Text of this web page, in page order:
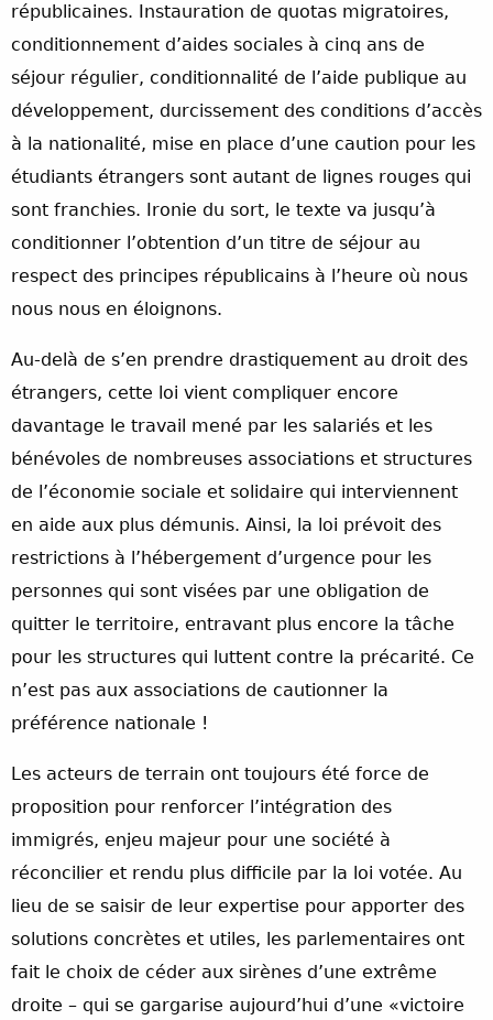
républicaines. Instauration de quotas migratoires,
conditionnement d’aides sociales à cinq ans de
séjour régulier, conditionnalité de l’aide publique au
développement, durcissement des conditions d’accès
à la nationalité, mise en place d’une caution pour les
étudiants étrangers sont autant de lignes rouges qui
sont franchies. Ironie du sort, le texte va jusqu’à
conditionner l’obtention d’un titre de séjour au
respect des principes républicains à l’heure où nous
nous nous en éloignons.
Au-delà de s’en prendre drastiquement au droit des
étrangers, cette loi vient compliquer encore
davantage le travail mené par les salariés et les
bénévoles de nombreuses associations et structures
de l’économie sociale et solidaire qui interviennent
en aide aux plus démunis. Ainsi, la loi prévoit des
restrictions à l’hébergement d’urgence pour les
personnes qui sont visées par une obligation de
quitter le territoire, entravant plus encore la tâche
pour les structures qui luttent contre la précarité. Ce
n’est pas aux associations de cautionner la
préférence nationale !
Les acteurs de terrain ont toujours été force de
proposition pour renforcer l’intégration des
immigrés, enjeu majeur pour une société à
réconcilier et rendu plus difficile par la loi votée. Au
lieu de se saisir de leur expertise pour apporter des
solutions concrètes et utiles, les parlementaires ont
fait le choix de céder aux sirènes d’une extrême
droite – qui se gargarise aujourd’hui d’une «victoire